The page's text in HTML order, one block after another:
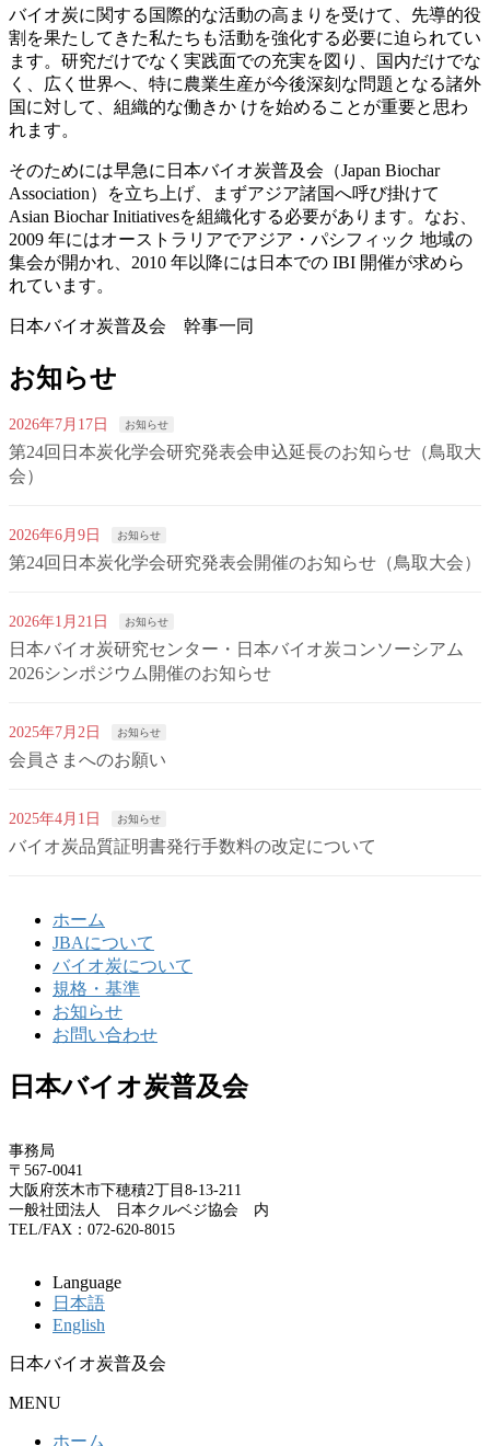
バイオ炭に関する国際的な活動の高まりを受けて、先導的役
割を果たしてきた私たちも活動を強化する必要に迫られてい
ます。研究だけでなく実践面での充実を図り、国内だけでな
く、広く世界へ、特に農業生産が今後深刻な問題となる諸外
国に対して、組織的な働きか けを始めることが重要と思わ
れます。
そのためには早急に日本バイオ炭普及会（Japan Biochar
Association）を立ち上げ、まずアジア諸国へ呼び掛けて
Asian Biochar Initiativesを組織化する必要があります。なお、
2009 年にはオーストラリアでアジア・パシフィック 地域の
集会が開かれ、2010 年以降には日本での IBI 開催が求めら
れています。
日本バイオ炭普及会 幹事一同
お知らせ
2026年7月17日 お知らせ
第24回日本炭化学会研究発表会申込延長のお知らせ（鳥取大
会）
2026年6月9日 お知らせ
第24回日本炭化学会研究発表会開催のお知らせ（鳥取大会）
2026年1月21日 お知らせ
日本バイオ炭研究センター・日本バイオ炭コンソーシアム
2026シンポジウム開催のお知らせ
2025年7月2日 お知らせ
会員さまへのお願い
2025年4月1日 お知らせ
バイオ炭品質証明書発行手数料の改定について
ホーム
JBAについて
バイオ炭について
規格・基準
お知らせ
お問い合わせ
日本バイオ炭普及会
事務局
〒567-0041
大阪府茨木市下穂積2丁目8-13-211
一般社団法人 日本クルベジ協会 内
TEL/FAX：072-620-8015
Language
日本語
English
日本バイオ炭普及会
MENU
ホーム